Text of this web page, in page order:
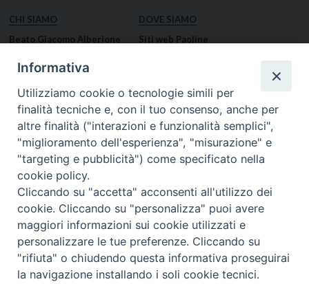
CHI SIAMO
Beato Giacomo Alberione
Venerabile Tecla Merlo
Missione Paolina
Luoghi delle Origini
Governo Generale
Famiglia Paolina
DOVE SIAMO
Siti web Paoline
Notizie dal governo generale
Notizie in breve
RISORSE
Preghiere
Bollettino – PaolineOnline
Foto
Video
I NOSTRI CONTATTI
Contatti
Informativa
Utilizziamo cookie o tecnologie simili per
finalità tecniche e, con il tuo consenso, anche per
altre finalità ("interazioni e funzionalità semplici",
"miglioramento dell'esperienza", "misurazione" e
"targeting e pubblicità") come specificato nella
cookie policy.
Cliccando su "accetta" acconsenti all'utilizzo dei
cookie. Cliccando su "personalizza" puoi avere
maggiori informazioni sui cookie utilizzati e
personalizzare le tue preferenze. Cliccando su
"rifiuta" o chiudendo questa informativa proseguirai
la navigazione installando i soli cookie tecnici.